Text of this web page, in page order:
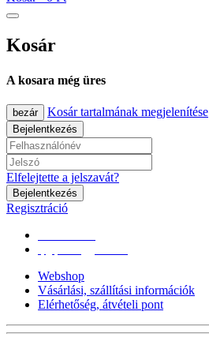
Kosár
A kosara még üres
bezár Kosár tartalmának megjelenítése
Bejelentkezés
Elfelejtette a jelszavát?
Bejelentkezés
Regisztráció
Webshop
Vásárlási, szállítási információk
Elérhetőség, átvételi pont